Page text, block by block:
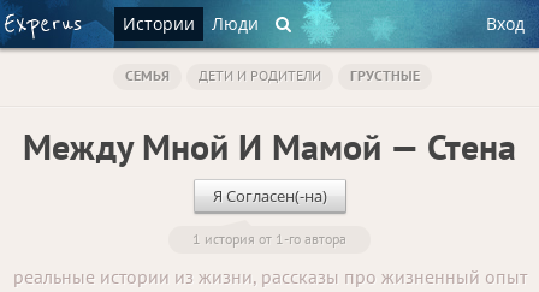
Истории Люди Вход
СЕМЬЯ ДЕТИ И РОДИТЕЛИ ГРУСТНЫЕ
Между Мной И Мамой — Стена
Я Согласен(-на)
1 история от 1-го автора
реальные истории из жизни, рассказы про жизненный опыт